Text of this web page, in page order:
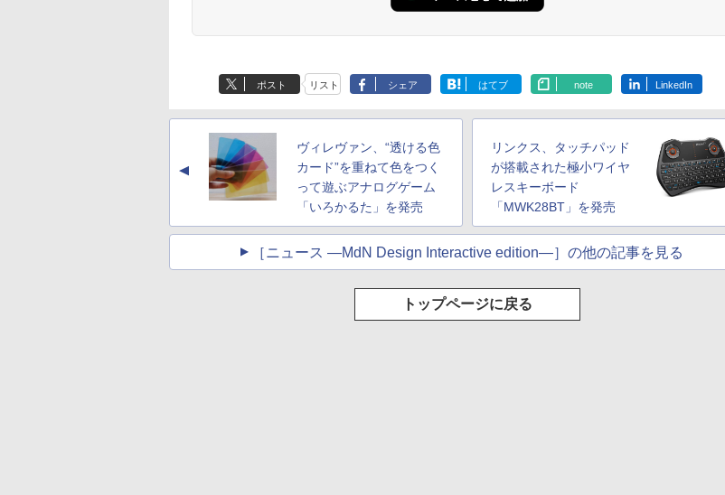
￥1,766
出す プロンプトの言
葉 AI画像生成シリー
Labo)
￥480
非エンジニア 初心者
素人 でも安心 使い方
もコンテンツ作成に
非エンジニアのため
のAIコーディング入
￥99
デザイン入門講座
［第2版］
￥1,292
ードウェア・市販ソフ
トウェアのパーフェク
レータ紹介
￥1,600
7インチディスプレ
イ、色調調節ライ
テリー、広告なし、
ブラック
￥22,980
ない、大きな画面で
読みやすい、6週間持
チディスプレイ電子
ック、16GB、広告な
し
￥16,980
ション (32GB) 7イン
チディスプレイ、明
調節ライト、12週間
告なし、メタリック
ブラック
￥27,980
トレージ、防水、7イ
ンチカラーディスプ
ト、最大8週間持続バ
し、ブラック (2025
年発売)
￥31,980
インチカラーディスプ
レイ、64GBストレー
明るさ自動調整、色調
ムペン付き、グラファ
イト
￥115,980
ポスト リスト シェア はてブ note LinkedIn
▲
ヴィレヴァン、“透ける色
カード”を重ねて色をつく
って遊ぶアナログゲーム
「いろかるた」を発売
リンクス、タッチパッド
が搭載された極小ワイヤ
レスキーボード
「MWK28BT」を発売
［ニュース ―MdN Design Interactive edition―］の他の記事を見る
トップページに戻る